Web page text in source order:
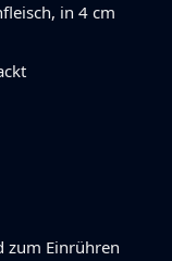
in 4 cm
zum Einrühren